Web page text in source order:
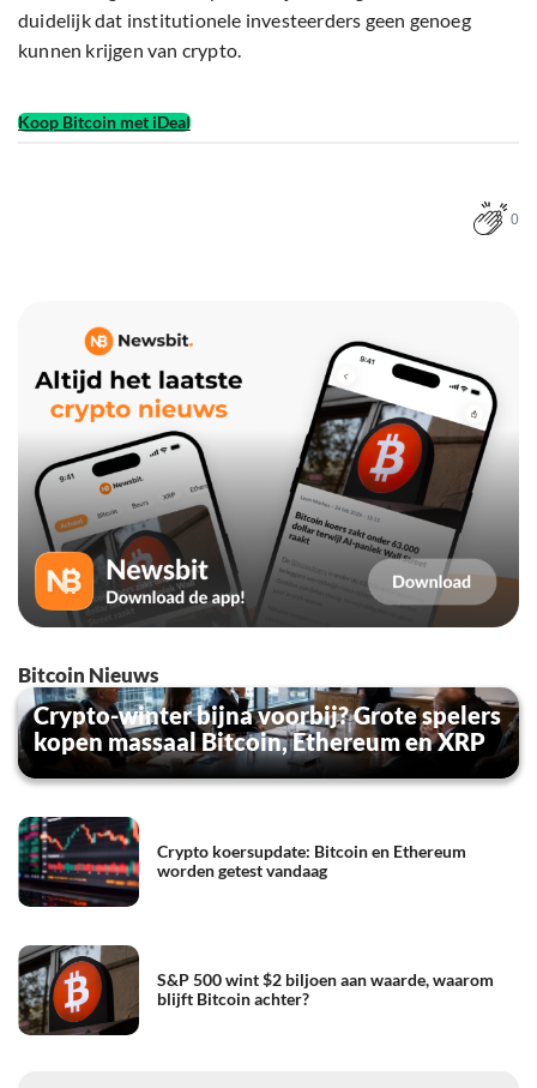
duidelijk dat institutionele investeerders geen genoeg
kunnen krijgen van crypto.
Koop Bitcoin met iDeal
0
Bitcoin Nieuws
Crypto-winter bijna voorbij? Grote spelers
kopen massaal Bitcoin, Ethereum en XRP
Crypto koersupdate: Bitcoin en Ethereum
worden getest vandaag
S&P 500 wint $2 biljoen aan waarde, waarom
blijft Bitcoin achter?